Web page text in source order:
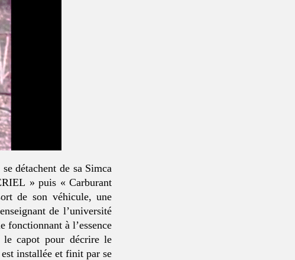
détachent de sa Simca
» puis « Carburant
de son véhicule, une
de l’université
fonctionnant à l’essence
capot pour décrire le
installée et finit par se